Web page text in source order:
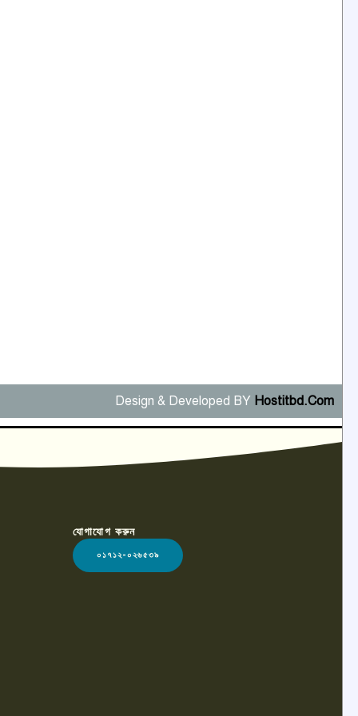
Design & Developed BY Hostitbd.Com
যোগাযোগ করুন
০১৭১২-০২৬৫৩৯